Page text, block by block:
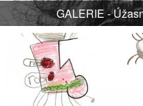
GALERIE -